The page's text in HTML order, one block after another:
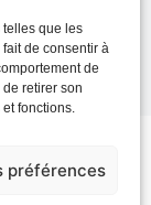
telles que les
de consentir à
de
retirer son
fonctions.
préférences